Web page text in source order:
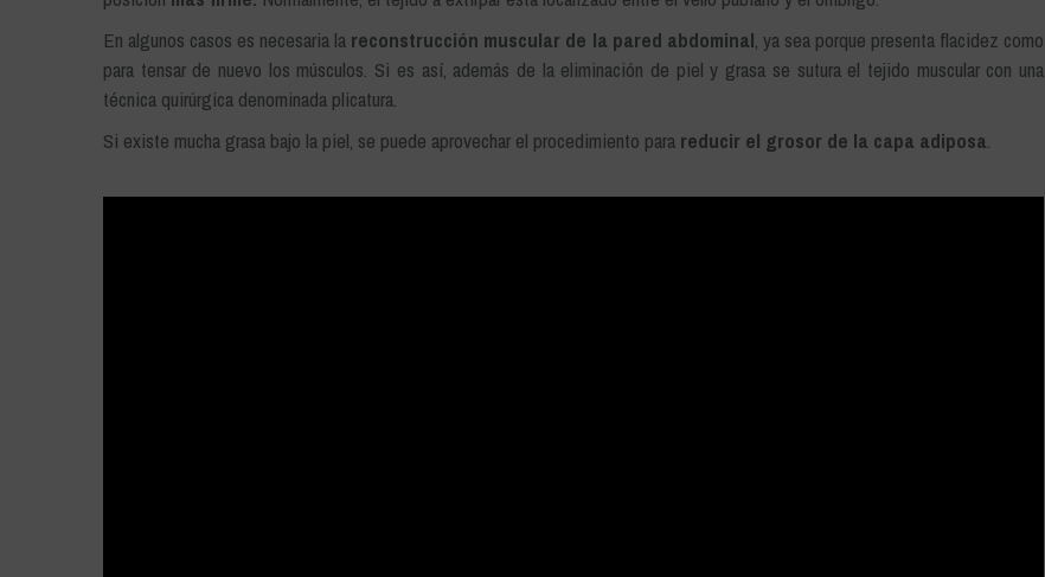
En algunos casos es necesaria la reconstrucción muscular de la pared abdominal, ya sea porque presenta flacidez como
para tensar de nuevo los músculos. Si es así, además de la eliminación de piel y grasa se sutura el tejido muscular con una
técnica quirúrgica denominada plicatura.
Si existe mucha grasa bajo la piel, se puede aprovechar el procedimiento para reducir el grosor de la capa adiposa.